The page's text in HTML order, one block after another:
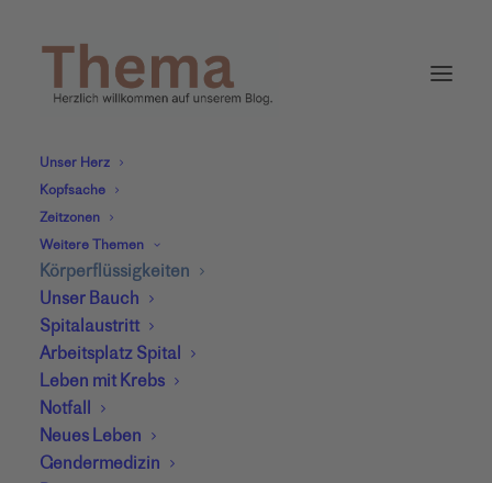
Unser Herz
Kopfsache
Zeitzonen
Weitere Themen
Körperflüssigkeiten
Unser Bauch
Spitalaustritt
Arbeitsplatz Spital
Leben mit Krebs
Notfall
Neues Leben
Gendermedizin
Nierenleiden